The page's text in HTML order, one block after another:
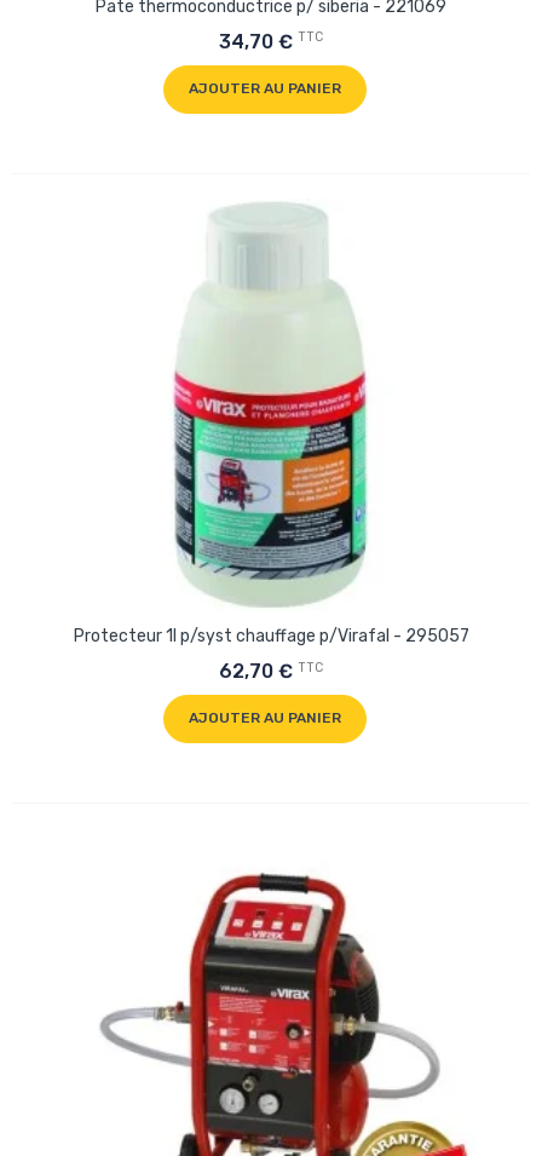
Pate thermoconductrice p/ siberia - 221069
34,70 € TTC
AJOUTER AU PANIER
Protecteur 1l p/syst chauffage p/Virafal - 295057
62,70 € TTC
AJOUTER AU PANIER